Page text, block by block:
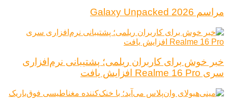
مراسم Galaxy Unpacked 2026
خبر خوش برای کاربران ریلمی؛ پشتیبانی نرم‌افزاری
سری Realme 16 Pro افزایش یافت